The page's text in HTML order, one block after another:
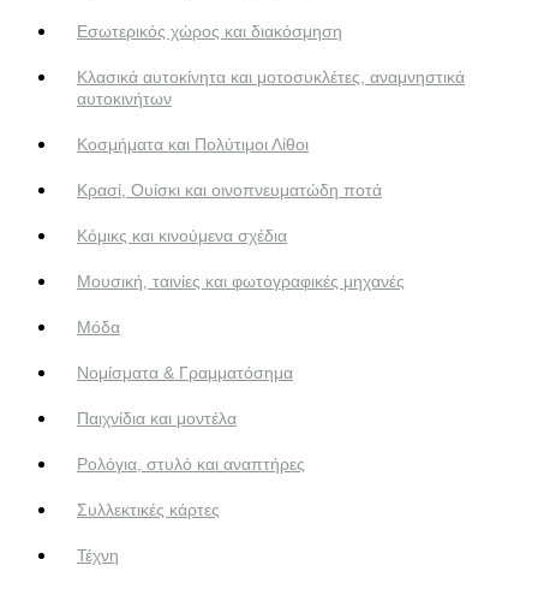
Εσωτερικός χώρος και διακόσμηση
Κλασικά αυτοκίνητα και μοτοσυκλέτες, αναμνηστικά
αυτοκινήτων
Κοσμήματα και Πολύτιμοι Λίθοι
Κρασί, Ουίσκι και οινοπνευματώδη ποτά
Κόμικς και κινούμενα σχέδια
Μουσική, ταινίες και φωτογραφικές μηχανές
Μόδα
Νομίσματα & Γραμματόσημα
Παιχνίδια και μοντέλα
Ρολόγια, στυλό και αναπτήρες
Συλλεκτικές κάρτες
Τέχνη